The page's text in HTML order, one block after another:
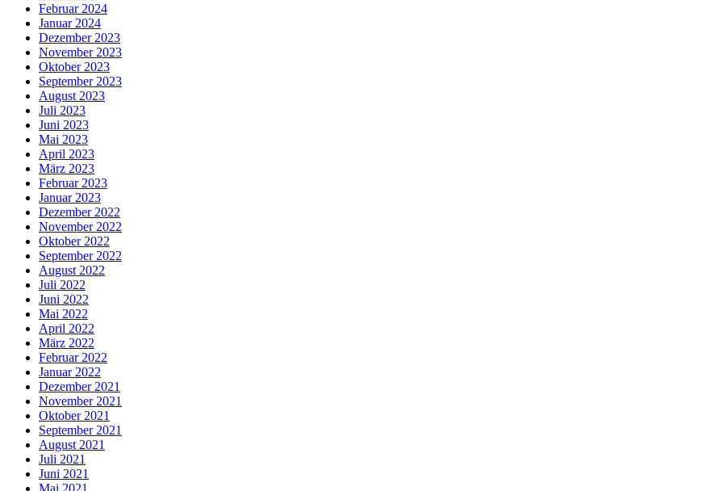
Februar 2024
Januar 2024
Dezember 2023
November 2023
Oktober 2023
September 2023
August 2023
Juli 2023
Juni 2023
Mai 2023
April 2023
März 2023
Februar 2023
Januar 2023
Dezember 2022
November 2022
Oktober 2022
September 2022
August 2022
Juli 2022
Juni 2022
Mai 2022
April 2022
März 2022
Februar 2022
Januar 2022
Dezember 2021
November 2021
Oktober 2021
September 2021
August 2021
Juli 2021
Juni 2021
Mai 2021